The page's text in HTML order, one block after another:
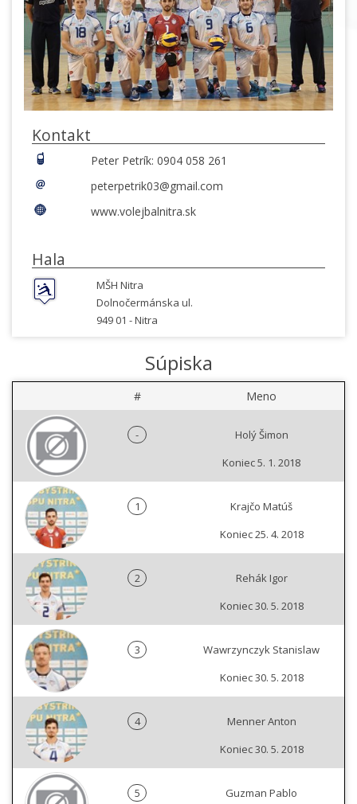
Kontakt
Peter Petrík: 0904 058 261
peterpetrik03@gmail.com
www.volejbalnitra.sk
Hala
MŠH Nitra
Dolnočermánska ul.
949 01 -Nitra
Súpiska
# Meno
-
Holý Šimon
Koniec 5. 1. 2018
1
Krajčo Matúš
Koniec 25. 4. 2018
2
Rehák Igor
Koniec 30. 5. 2018
3
Wawrzynczyk Stanislaw
Koniec 30. 5. 2018
4
Menner Anton
Koniec 30. 5. 2018
5
Guzman Pablo